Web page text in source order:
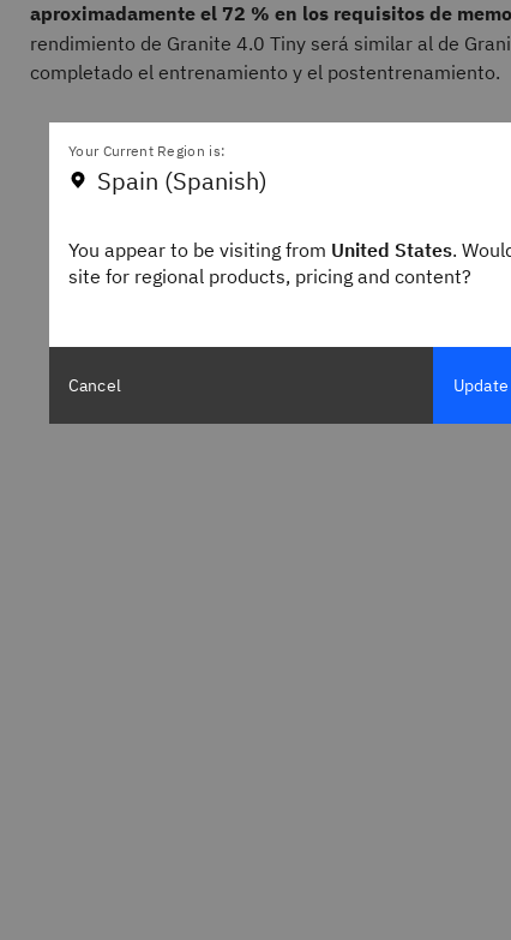
aproximadamente el 72 % en los requisitos de
rendimiento de Granite 4.0 Tiny será similar al de
completado el entrenamiento y el postentrenamiento.
Your Current Region is:
Spain (Spanish)
You appear to be visiting from United States.
site for regional products, pricing and content?
Cancel Update